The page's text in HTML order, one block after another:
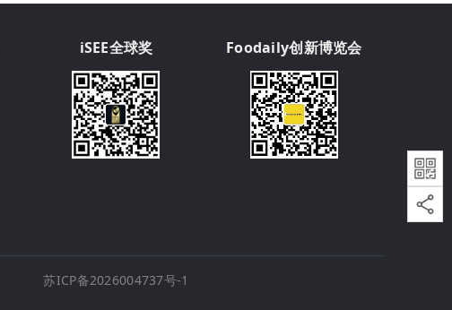
iSEE全球奖 Foodaily创新博览会
苏ICP备2026004737号-1